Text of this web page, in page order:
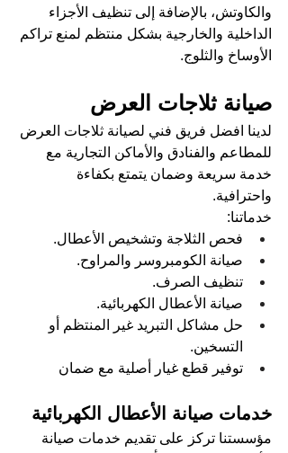
والكاوتش، بالإضافة إلى تنظيف الأجزاء
الداخلية والخارجية بشكل منتظم لمنع تراكم
الأوساخ والثلوج.
صيانة ثلاجات العرض
لدينا افضل فريق فني لصيانة ثلاجات العرض
للمطاعم والفنادق والأماكن التجارية مع
خدمة سريعة وضمان يتمتع بكفاءة
واحترافية.
خدماتنا:
فحص الثلاجة وتشخيص الأعطال.
صيانة الكومبروسر والمراوح.
تنظيف الصرف.
صيانة الأعطال الكهربائية.
حل مشاكل التبريد غير المنتظم أو
التسخين.
توفير قطع غيار أصلية مع ضمان
خدمات صيانة الأعطال الكهربائية
مؤسستنا تركز على تقديم خدمات صيانة